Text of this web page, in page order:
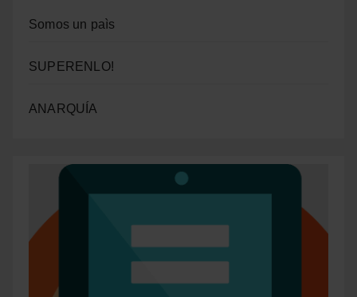
Somos un paìs
SUPERENLO!
ANARQUÍA